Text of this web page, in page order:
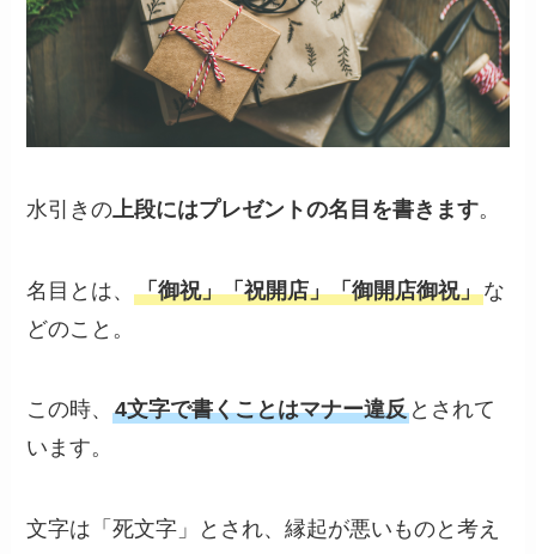
水引きの 上段にはプレゼントの名目を書きます。
名目とは、「御祝」「祝開店」「御開店御祝」な
どのこと。
この時、4文字で書くことはマナー違反 とされて
います。
文字は「死文字」とされ、縁起が悪いものと考え